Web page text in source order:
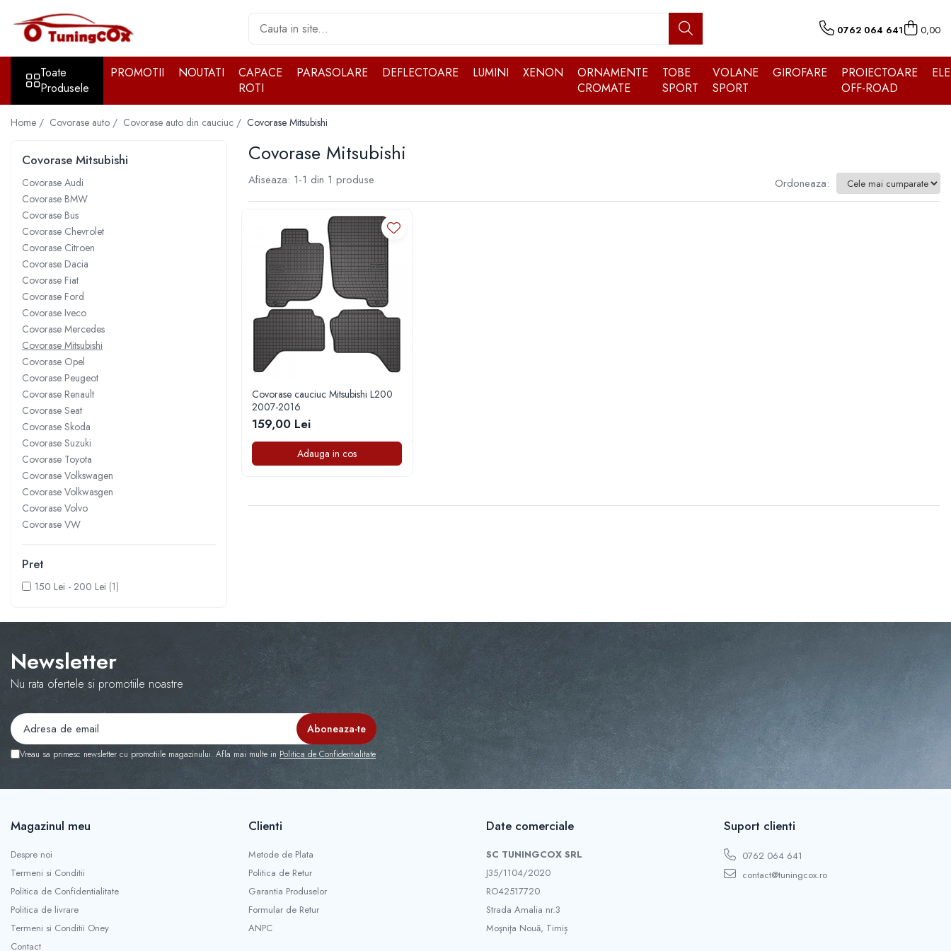
Toate Produsele
Accesorii exterior
Accesorii auto cromate
Accesorii auto inox
Antene auto
Aparatori noroi
Aparatori noroi
Bara spate
Bullbar
Girofare auto
Grile
Oglinzi
Pleoape
Pleoape ABS
Pleoape Fibra
Prezoane antifurt
Prize de aer
Stergatoare
Suporti numere
Suspensi auto
Accesorii interior
Butuci volan
Diverse accesorii interior
Masute de bord
Schimbatoare
Ventilator
Volane sport
Adaptator remorca
Gabarite
Stopuri remorca
Stop remorca bec
Aeroterma auto
Bare transversale
Capace janta aliaj
0762 064 641 0,00
Toate
Produsele
PROMOTII NOUTATI
CAPACE
ROTI
PARASOLARE DEFLECTOARE LUMINI XENON
ORNAMENTE
CROMATE
TOBE
SPORT
VOLANE
SPORT
GIROFARE
PROIECTOARE
OFF-ROAD
Home / Covorase auto / Covorase auto din cauciuc / Covorase Mitsubishi
Covorase Mitsubishi
Covorase Mitsubishi
Covorase Audi
Covorase BMW
Covorase Bus
Covorase Chevrolet
Covorase Citroen
Covorase Dacia
Covorase Fiat
Covorase Ford
Covorase Iveco
Covorase Mercedes
Covorase Mitsubishi
Covorase Opel
Covorase Peugeot
Covorase Renault
Covorase Seat
Covorase Skoda
Covorase Suzuki
Covorase Toyota
Covorase Volkswagen
Covorase Volkwasgen
Covorase Volvo
Covorase VW
Pret
150 Lei - 200 Lei (1)
Afiseaza: 1-1 din 1 produse Ordoneaza:
Covorase cauciuc Mitsubishi L200
2007-2016
159,00 Lei
Adauga in cos
Newsletter
Nu rata ofertele si promotiile noastre
Vreau sa primesc newsletter cu promotiile magazinului. Afla mai multe in Politica de Confidentialitate
Magazinul meu
Despre noi
Termeni si Conditii
Politica de Confidentialitate
Politica de livrare
Termeni si Conditii Oney
Contact
Clienti
Metode de Plata
Politica de Retur
Garantia Produselor
Formular de Retur
ANPC
Date comerciale
SC TUNINGCOX SRL
J35/1104/2020
RO42517720
Strada Amalia nr.3
Moşniţa Nouă, Timiș
Suport clienti
0762 064 641
contact@tuningcox.ro